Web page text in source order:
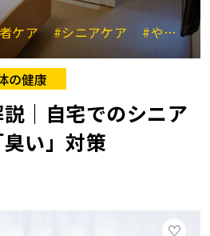
ケア #シニアケア #やさしい介助
の健康
｜自宅でのシニア
い」対策